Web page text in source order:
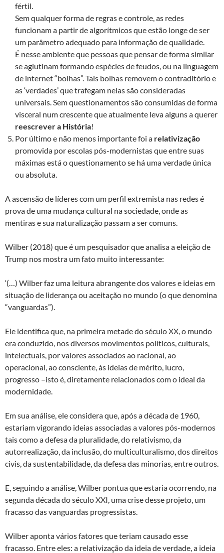
fértil.
Sem qualquer forma de regras e controle, as redes
funcionam a partir de algorítmicos que estão longe de ser
um parâmetro adequado para informação de qualidade.
É nesse ambiente que pessoas que pensar de forma similar
se aglutinam formando espécies de feudos, ou na linguagem
de internet “bolhas”. Tais bolhas removem o contraditório e
as ‘verdades’ que trafegam nelas são consideradas
universais. Sem questionamentos são consumidas de forma
visceral num crescente que atualmente leva alguns a querer
reescrever a História!
Por último e não menos importante foi a relativização
promovida por escolas pós-modernistas que entre suas
máximas está o questionamento se há uma verdade única
ou absoluta.
A ascensão de líderes com um perfil extremista nas redes é
prova de uma mudança cultural na sociedade, onde as
mentiras e sua naturalização passam a ser comuns.
Wilber (2018) que é um pesquisador que analisa a eleição de
Trump nos mostra um fato muito interessante:
‘(…) Wilber faz uma leitura abrangente dos valores e ideias em
situação de liderança ou aceitação no mundo (o que denomina
“vanguardas”).
Ele identifica que, na primeira metade do século XX, o mundo
era conduzido, nos diversos movimentos políticos, culturais,
intelectuais, por valores associados ao racional, ao
operacional, ao consciente, às ideias de mérito, lucro,
progresso –isto é, diretamente relacionados com o ideal da
modernidade.
Em sua análise, ele considera que, após a década de 1960,
estariam vigorando ideias associadas a valores pós-modernos
tais como a defesa da pluralidade, do relativismo, da
autorrealização, da inclusão, do multiculturalismo, dos direitos
civis, da sustentabilidade, da defesa das minorias, entre outros.
E, seguindo a análise, Wilber pontua que estaria ocorrendo, na
segunda década do século XXI, uma crise desse projeto, um
fracasso das vanguardas progressistas.
Wilber aponta vários fatores que teriam causado esse
fracasso. Entre eles: a relativização da ideia de verdade, a ideia